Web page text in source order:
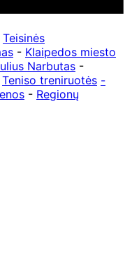
Teisinės
- Klaipedos miesto
Narbutas -
Teniso treniruotės -
- Regionų